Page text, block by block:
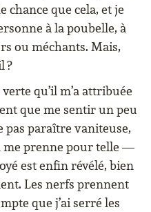
chance que cela, et je
à la poubelle, à
ou méchants. Mais,
?
qu’il m’a attribuée
que me sentir un peu
pas paraître vaniteuse,
me prenne pour telle —
est enfin révélé, bien
Les nerfs prennent
que j’ai serré les